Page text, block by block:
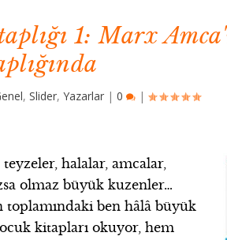
1: Marx
,Slider,Yazarlar |0 |
halalar, amcalar,
olmaz büyük kuzenler…
toplamındaki ben hâlâ büyük
kitapları okuyor, hem